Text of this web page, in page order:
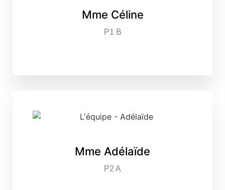
Mme Céline
P1 B
Mme Adélaïde
P2 A